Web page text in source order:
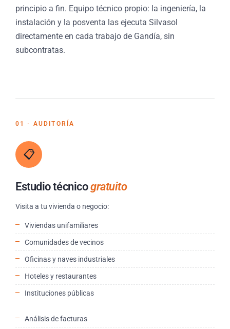
principio a fin. Equipo técnico propio: la ingeniería, la
instalación y la posventa las ejecuta Silvasol
directamente en cada trabajo de Gandía, sin
subcontratas.
01 · AUDITORÍA
📋
Estudio técnicogratuito
Visita a tu vivienda o negocio:
Viviendas unifamiliares
Comunidades de vecinos
Oficinas y naves industriales
Hoteles y restaurantes
Instituciones públicas
Análisis de facturas